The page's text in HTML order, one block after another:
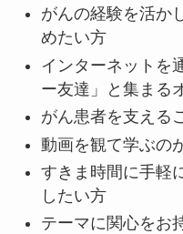
がんの経験を活か
めたい方
インターネットを
ー友達」と集まる
がん患者を支える
動画を観て学ぶの
すきま時間に手軽
したい方
テーマに関心をお